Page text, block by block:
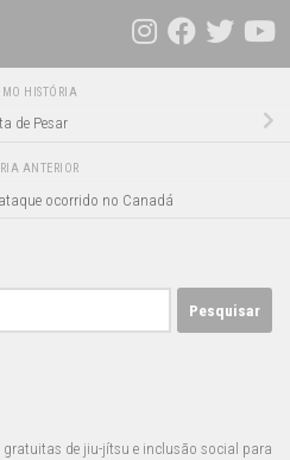
HISTÓRIA
de Pesar
ANTERIOR
ocorrido no Canadá
gratuitas de jiu-jítsu e inclusão social para